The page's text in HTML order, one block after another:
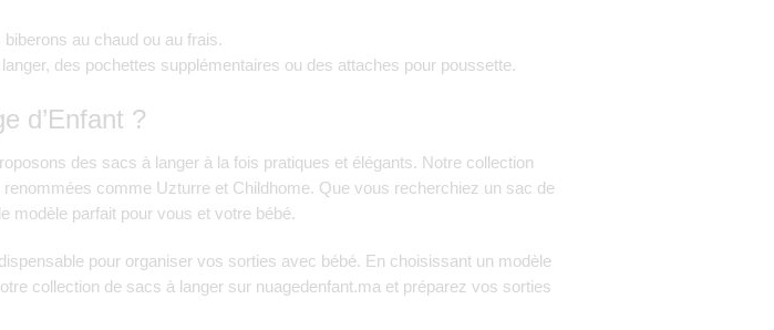
au chaud ou au frais.
des pochettes supplémentaires ou des attaches pour poussette.
d’Enfant ?
des sacs à langer à la fois pratiques et élégants. Notre collection
renommées comme Uzturre et Childhome. Que vous recherchiez un sac de
modèle parfait pour vous et votre bébé.
pour organiser vos sorties avec bébé. En choisissant un modèle
collection de sacs à langer sur nuagedenfant.ma et préparez vos sorties